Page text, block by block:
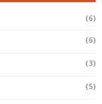
(6)
(6)
(3)
(5)